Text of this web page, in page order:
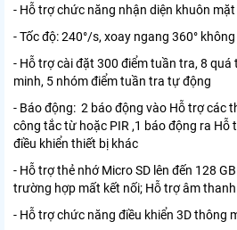
- Hỗ trợ chức năng nhận diện khuôn mặt
- Tốc độ: 240°/s, xoay ngang 360°
- Hỗ trợ cài đặt 300 điểm tuần tra, 8
minh, 5 nhóm điểm tuần tra tự động
- Báo động: 2 báo động vào Hỗ trợ các
công tắc từ hoặc PIR ,1 báo động ra Hỗ
điều khiển thiết bị khác
- Hỗ trợ thẻ nhớ Micro SD lên đến 128
trường hợp mất kết nối; Hỗ trợ âm thanh
- Hỗ trợ chức năng điều khiển 3D thông